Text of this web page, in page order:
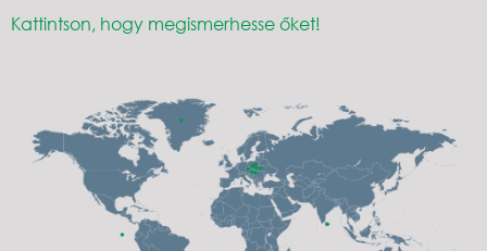
Kattintson, hogy megismerhesse őket!